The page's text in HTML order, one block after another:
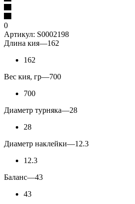
0
Артикул: S0002198
Длина кия—162
162
Вес кия, гр—700
700
Диаметр турняка—28
28
Диаметр наклейки—12.3
12.3
Баланс—43
43